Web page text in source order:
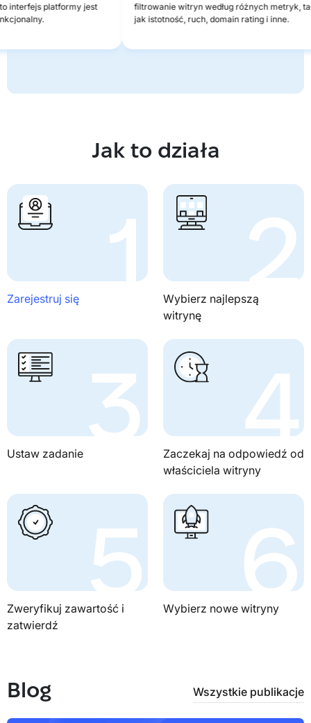
platformy jest
filtrowanie witryn według różnych metryk,
jak istotność, ruch, domain rating i inne.
Jak to działa
Zarejestruj się
Wybierz najlepszą
witrynę
Ustaw zadanie
Zaczekaj na odpowiedź od
właściciela witryny
Zweryfikuj zawartość i
zatwierdź
Wybierz nowe witryny
Blog Wszystkie publikacje